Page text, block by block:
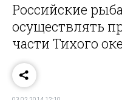
Российские
осуществлять
части Тихого